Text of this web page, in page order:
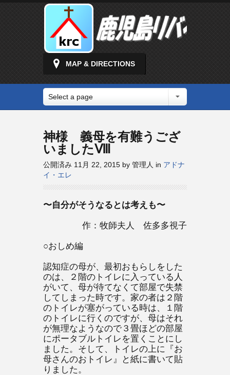
MAP & DIRECTIONS
Select a page
神様 義母を有難うござ
いましたⅧ
公開済み 11月 22, 2015 by 管理人 in アドナ
イ・エレ
〜自分がそうなるとは考えも〜
作：牧師夫人 佐多多視子
○おしめ編
認知症の母が、最初おもらしをした
のは、２階のトイレに入っている人
がいて、母が待てなくて部屋で失禁
してしまった時です。家の者は２階
のトイレが塞がっている時は、１階
のトイレに行くのですが、母はそれ
が無理なようなので３畳ほどの部屋
にポータブルトイレを置くことにし
ました。そして、トイレの上に『お
母さんのおトイレ』と紙に書いて貼
りました。